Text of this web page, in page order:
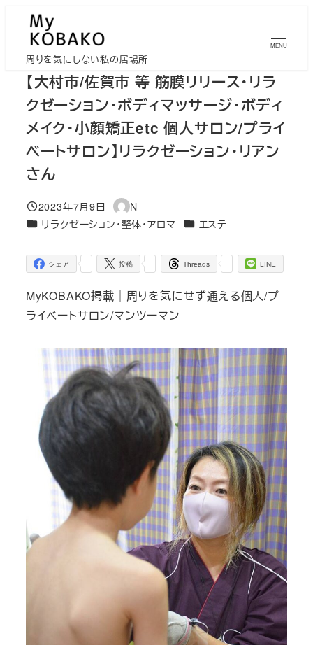
周りを気にしない私の居場所
MENU
【大村市/佐賀市 等 筋膜リリース・リラ
クゼーション・ボディマッサージ・ボディ
メイク・小顔矯正etc 個人サロン/プライ
ベートサロン】リラクゼーション・リアン
さん
投稿日
2023年7月9日
著
者
N
カテゴリー
リラクゼーション・整体・アロマ カテゴリー
エステ
-
シェア -
投稿 -
Threads LINE
MyKOBAKO掲載｜周りを気にせず通える個人/プ
ライベートサロン/マンツーマン